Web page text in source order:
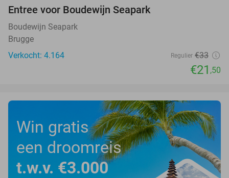
Entree voor Boudewijn Seapark
Boudewijn Seapark
Brugge
Verkocht: 4.164
Regulier €33
€21 ,50
Win gratis
een droomreis
t.w.v. €3.000